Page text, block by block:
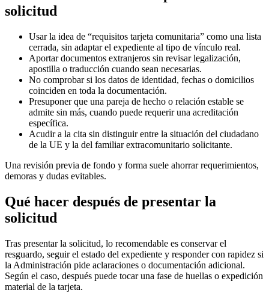
solicitud
Usar la idea de “requisitos tarjeta comunitaria” como una lista
cerrada, sin adaptar el expediente al tipo de vínculo real.
Aportar documentos extranjeros sin revisar legalización,
apostilla o traducción cuando sean necesarias.
No comprobar si los datos de identidad, fechas o domicilios
coinciden en toda la documentación.
Presuponer que una pareja de hecho o relación estable se
admite sin más, cuando puede requerir una acreditación
específica.
Acudir a la cita sin distinguir entre la situación del ciudadano
de la UE y la del familiar extracomunitario solicitante.
Una revisión previa de fondo y forma suele ahorrar requerimientos,
demoras y dudas evitables.
Qué hacer después de presentar la
solicitud
Tras presentar la solicitud, lo recomendable es conservar el
resguardo, seguir el estado del expediente y responder con rapidez si
la Administración pide aclaraciones o documentación adicional.
Según el caso, después puede tocar una fase de huellas o expedición
material de la tarjeta.